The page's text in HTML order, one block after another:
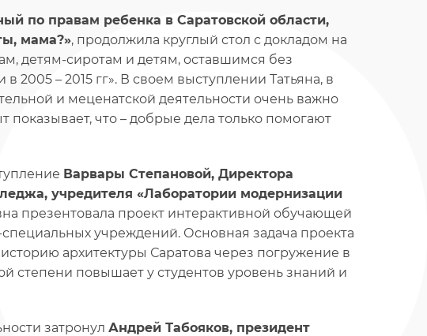
по правам ребенка в Саратовской области,
мама?», продолжила круглый стол с докладом на
детям-сиротам и детям, оставшимся без
2005 – 2015 гг». В своем выступлении Татьяна, в
и меценатской деятельности очень важно
что – добрые дела только помогают
Варвары Степановой, Директора
учредителя «Лаборатории модернизации
презентовала проект интерактивной обучающей
учреждений. Основная задача проекта
архитектуры Саратова через погружение в
степени повышает у студентов уровень знаний и
затронул Андрей Табояков, президент